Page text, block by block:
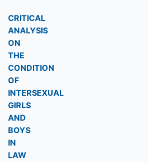
CRITICAL
ANALYSIS
ON
THE
CONDITION
OF
INTERSEXUAL
GIRLS
AND
BOYS
IN
LAW